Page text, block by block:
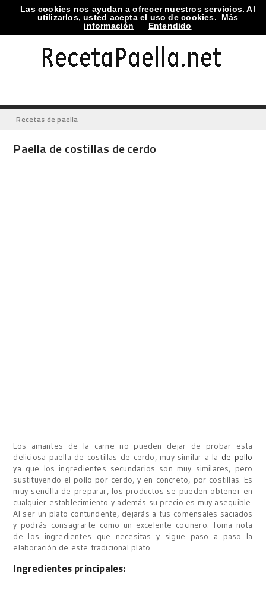
Recetas de paella
Paella de costillas de cerdo
Los amantes de la carne no pueden dejar de probar esta
deliciosa paella de costillas de cerdo, muy similar a la de pollo
ya que los ingredientes secundarios son muy similares, pero
sustituyendo el pollo por cerdo, y en concreto, por costillas. Es
muy sencilla de preparar, los productos se pueden obtener en
cualquier establecimiento y además su precio es muy asequible.
Al ser un plato contundente, dejarás a tus comensales saciados
y podrás consagrarte como un excelente cocinero. Toma nota
de los ingredientes que necesitas y sigue paso a paso la
elaboración de este tradicional plato.
Ingredientes principales:
Las cookies nos ayudan a ofrecer nuestros servicios. Al
utilizarlos, usted acepta el uso de cookies.
Más
información
Entendido